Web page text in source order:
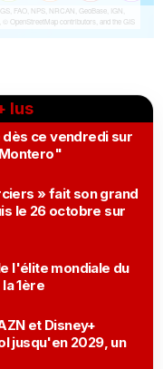
lus
ce vendredi sur
» fait son grand
le 26 octobre sur
l'élite mondiale du
1ère
et Disney+
jusqu'en 2029, un